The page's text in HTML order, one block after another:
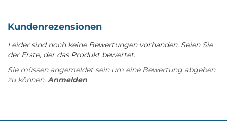
Kundenrezensionen
Leider sind noch keine Bewertungen vorhanden. Seien Sie
der Erste, der das Produkt bewertet.
Sie müssen angemeldet sein um eine Bewertung abgeben
zu können. Anmelden